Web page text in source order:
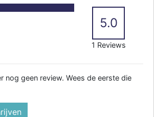
5.0
1 Reviews
nog geen review. Wees de eerste die